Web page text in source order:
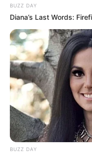
BUZZ DAY
Diana’s Last Words:
BUZZ DAY